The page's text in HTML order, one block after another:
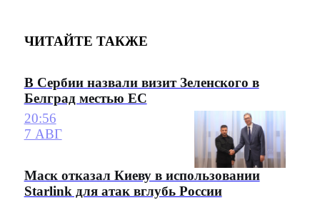
ЧИТАЙТЕ ТАКЖЕ
В Сербии назвали визит Зеленского в
Белград местью ЕС
20:56
7 АВГ
Маск отказал Киеву в использовании
Starlink для атак вглубь России